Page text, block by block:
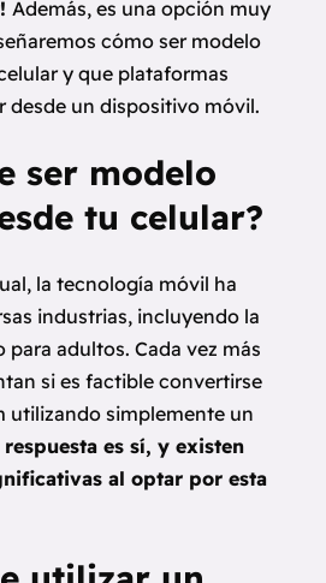
Además, es una opción muy
cómo ser modelo
y que plataformas
desde un dispositivo móvil.
ser modelo
tu celular?
la tecnología móvil ha
industrias, incluyendo la
adultos. Cada vez más
si es factible convertirse
utilizando simplemente un
respuesta es sí, y existen
al optar por esta